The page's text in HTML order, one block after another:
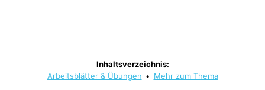
Inhaltsverzeichnis:
Arbeitsblätter & Übungen • Mehr zum Thema